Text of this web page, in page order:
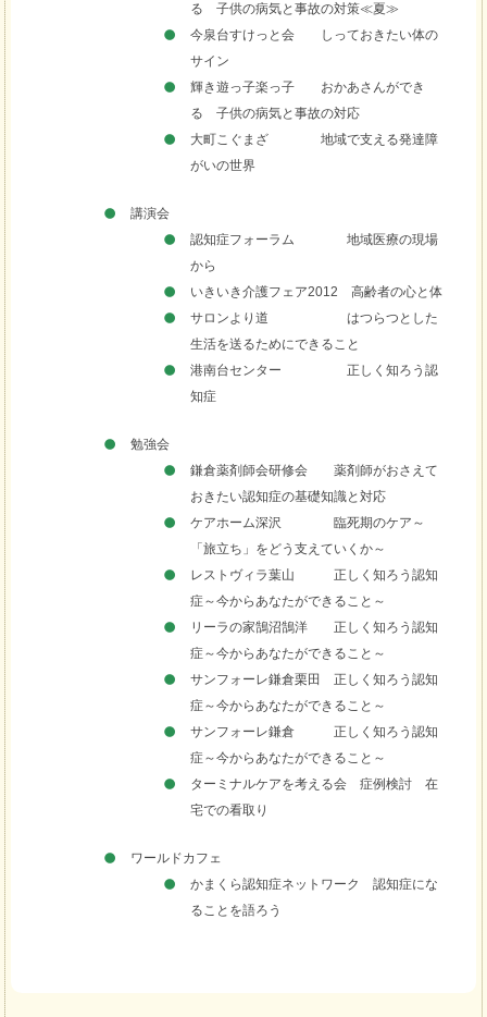
る 子供の病気と事故の対策≪夏≫
今泉台すけっと会 しっておきたい体の
サイン
輝き遊っ子楽っ子 おかあさんができ
る 子供の病気と事故の対応
大町こぐまざ 地域で支える発達障
がいの世界
講演会
認知症フォーラム 地域医療の現場
から
いきいき介護フェア2012 高齢者の心と体
サロンより道 はつらつとした
生活を送るためにできること
港南台センター 正しく知ろう認
知症
勉強会
鎌倉薬剤師会研修会 薬剤師がおさえて
おきたい認知症の基礎知識と対応
ケアホーム深沢 臨死期のケア～
「旅立ち」をどう支えていくか～
レストヴィラ葉山 正しく知ろう認知
症～今からあなたができること～
リーラの家鵠沼鵠洋 正しく知ろう認知
症～今からあなたができること～
サンフォーレ鎌倉栗田 正しく知ろう認知
症～今からあなたができること～
サンフォーレ鎌倉 正しく知ろう認知
症～今からあなたができること～
ターミナルケアを考える会 症例検討 在
宅での看取り
ワールドカフェ
かまくら認知症ネットワーク 認知症にな
ることを語ろう